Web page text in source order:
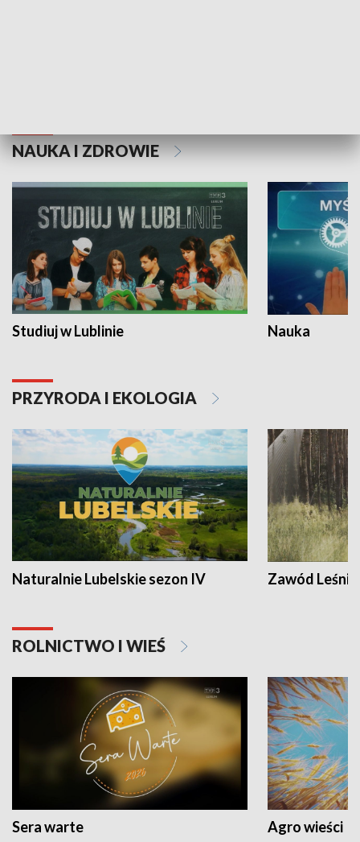
NAUKA I ZDROWIE
Studiuj w Lublinie Nauka
PRZYRODA I EKOLOGIA
Naturalnie Lubelskie sezon IV Zawód Leśnik
ROLNICTWO I WIEŚ
Sera warte Agro wieści